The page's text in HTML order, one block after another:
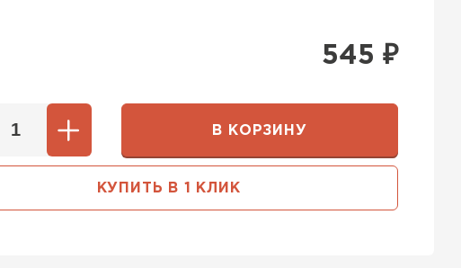
545 ₽
В КОРЗИНУ
КУПИТЬ В 1 КЛИК